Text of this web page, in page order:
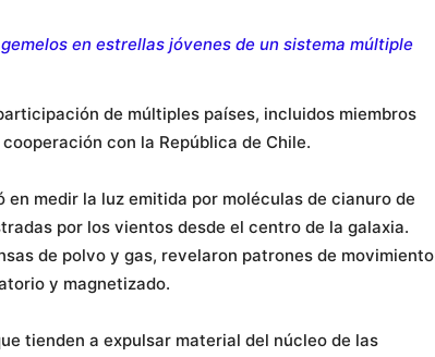
en estrellas jóvenes de un sistema múltiple
de múltiples países, incluidos miembros
con la República de Chile.
medir la luz emitida por moléculas de cianuro de
por los vientos desde el centro de la galaxia.
de polvo y gas, revelaron patrones de movimiento
y magnetizado.
tienden a expulsar material del núcleo de las